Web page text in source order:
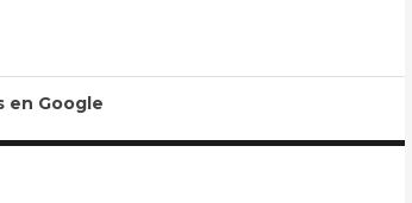
en Google